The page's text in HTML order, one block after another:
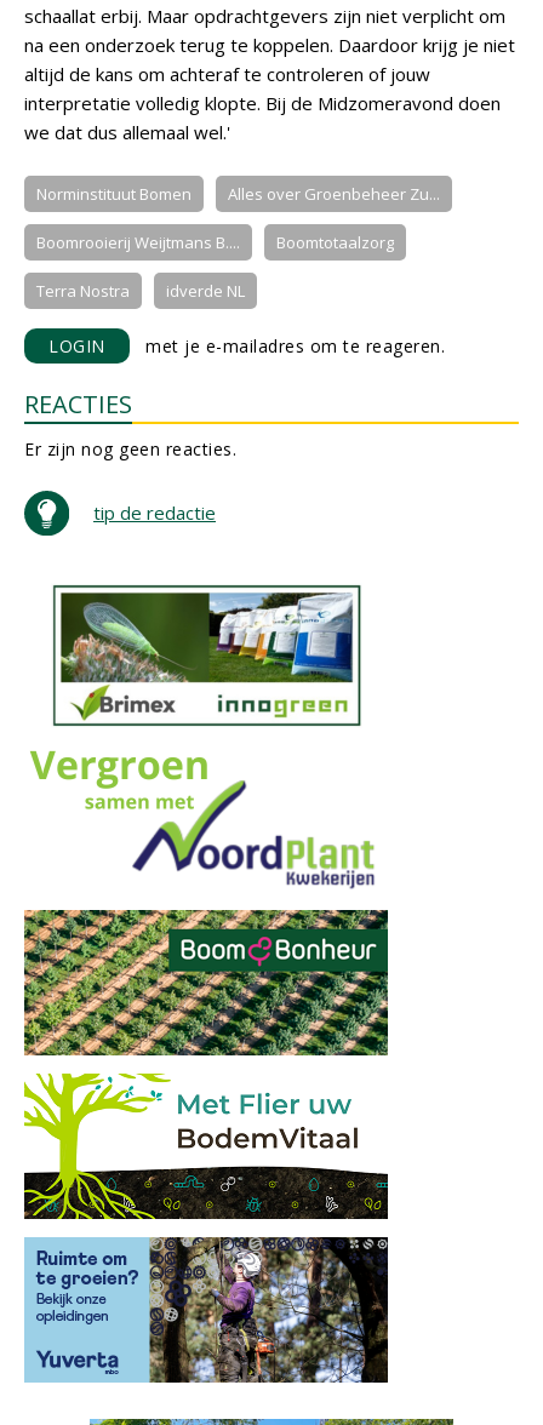
schaallat erbij. Maar opdrachtgevers zijn niet verplicht om
na een onderzoek terug te koppelen. Daardoor krijg je niet
altijd de kans om achteraf te controleren of jouw
interpretatie volledig klopte. Bij de Midzomeravond doen
we dat dus allemaal wel.'
Norminstituut Bomen Alles over Groenbeheer Zu...
Boomrooierij Weijtmans B.... Boomtotaalzorg
Terra Nostra idverde NL
LOGIN met je e-mailadres om te reageren.
REACTIES
Er zijn nog geen reacties.
tip de redactie